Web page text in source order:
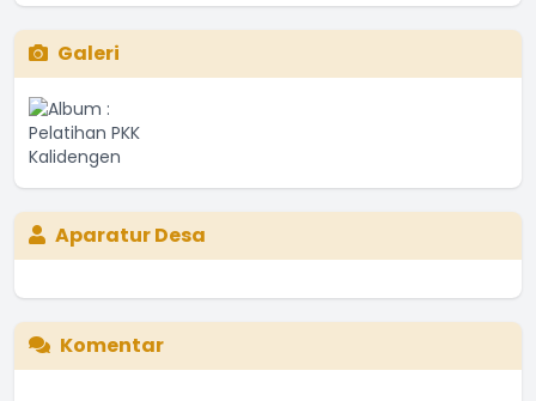
Galeri
Aparatur Desa
Komentar